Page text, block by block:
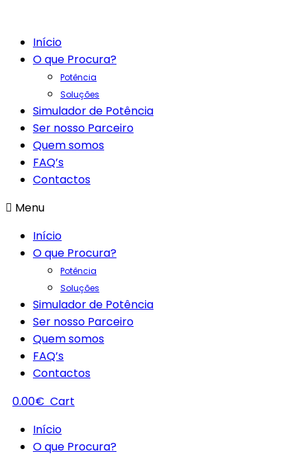
Início
O que Procura?
Potência
Soluções
Simulador de Potência
Ser nosso Parceiro
Quem somos
FAQ’s
Contactos
Menu
Início
O que Procura?
Potência
Soluções
Simulador de Potência
Ser nosso Parceiro
Quem somos
FAQ’s
Contactos
0.00€ Cart
Início
O que Procura?